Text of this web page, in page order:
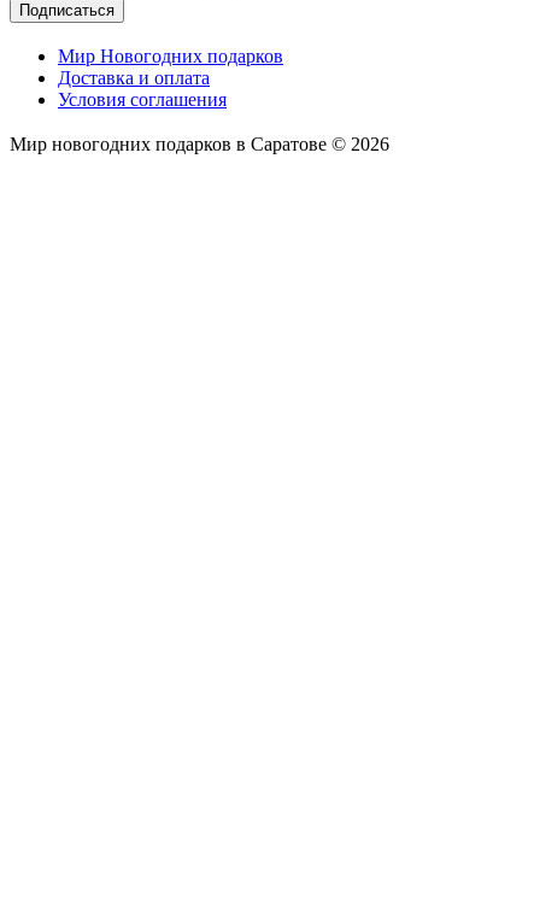
Подписаться
Мир Новогодних подарков
Доставка и оплата
Условия соглашения
Мир новогодних подарков в Саратове © 2026